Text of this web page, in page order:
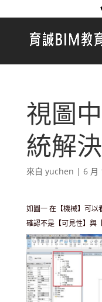
視圖
統解
來自 yuchen | 6 月
如圖一 在【機械】可以
確認不是【可見性】與